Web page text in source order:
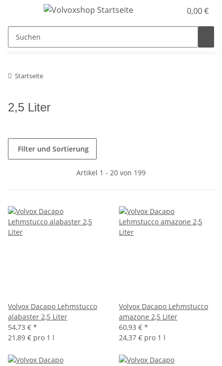
0,00 €
Startseite
2,5 Liter
Filter und Sortierung
Artikel 1 - 20 von 199
Volvox Dacapo Lehmstucco
alabaster 2,5 Liter
54,73 € *
21,89 € pro 1 l
Volvox Dacapo Lehmstucco
amazone 2,5 Liter
60,93 € *
24,37 € pro 1 l